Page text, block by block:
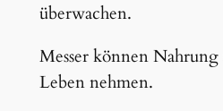
überwachen.
Messer können
Leben nehmen.